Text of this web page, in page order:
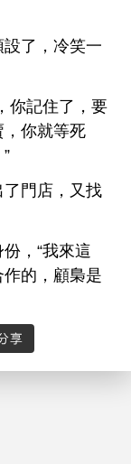
設 ，
笑
， 記
，
就等
，又
份，“
作
，顧梟